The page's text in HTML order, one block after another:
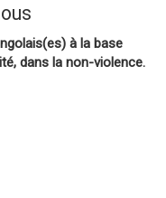
à la base
dans la non-violence.